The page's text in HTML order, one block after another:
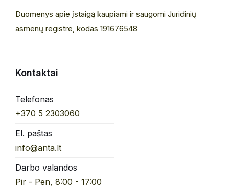
Duomenys apie įstaigą kaupiami ir saugomi Juridinių
asmenų registre, kodas 191676548
Kontaktai
Telefonas
+370 5 2303060
El. paštas
info@anta.lt
Darbo valandos
Pir - Pen, 8:00 - 17:00